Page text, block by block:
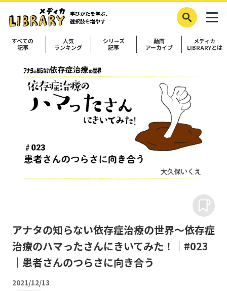
学びかたを学ぶ、
選択肢を増やす
すべての
記事
人気
ランキング
シリーズ
記事
動画
アーカイブ
メディカ
LIBRARYとは
アナタの知らない依存症治療の世界～依存症
治療のハマったさんにきいてみた！｜#023
｜患者さんのつらさに向き合う
2021/12/13